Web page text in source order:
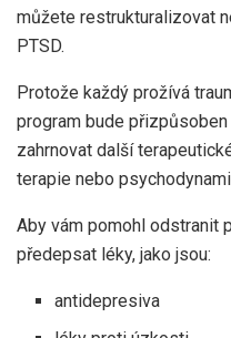
můžete restrukturalizovat
PTSD.
Protože každý prožívá
program bude
zahrnovat další
terapie nebo
Aby vám pomohl odstranit
předepsat léky, jako jsou:
antidepresiva